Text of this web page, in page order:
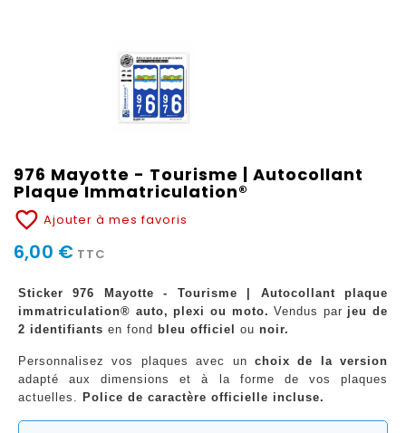
976 Mayotte - Tourisme | Autocollant
Plaque Immatriculation®
favorite_border Ajouter à mes favoris
6,00 € TTC
Sticker 976 Mayotte - Tourisme | Autocollant plaque
immatriculation® auto, plexi ou moto. Vendus par jeu de
2 identifiants en fond bleu officiel ou noir.
Personnalisez vos plaques avec un choix de la version
adapté aux dimensions et à la forme de vos plaques
actuelles. Police de caractère officielle incluse.